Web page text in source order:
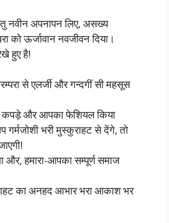
नवीन अपनापन लिए, असख्य
को ऊर्जावान नवजीवन दिया।
हुए है!
से एलर्जी और गन्दगीं सी महसूस
कपड़े और आपका फेशियल किया
भरी मुस्कुराहट से देंगे, तो
और, हमारा-आपका सम्पूर्ण समाज
का अनहद आभार भरा आकाश भर